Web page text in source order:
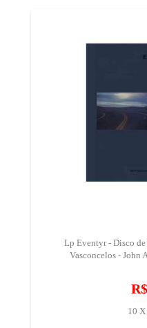
Lp Eventyr - Disco
Vasconcelos - John
10